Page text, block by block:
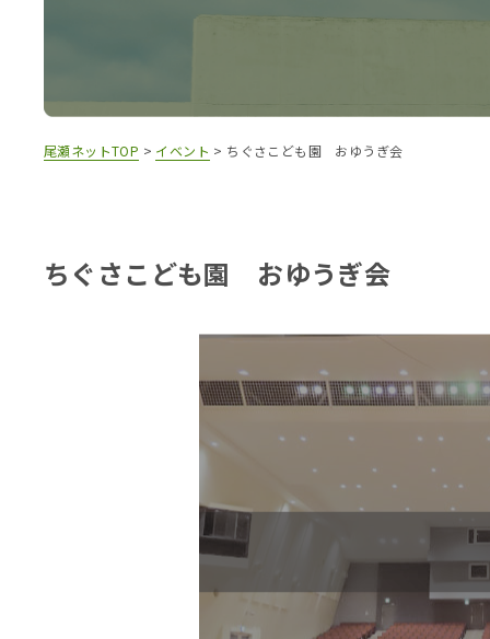
尾瀬ネットTOP > イベント > ちぐさこども園 おゆうぎ会
ちぐさこども園 おゆうぎ会